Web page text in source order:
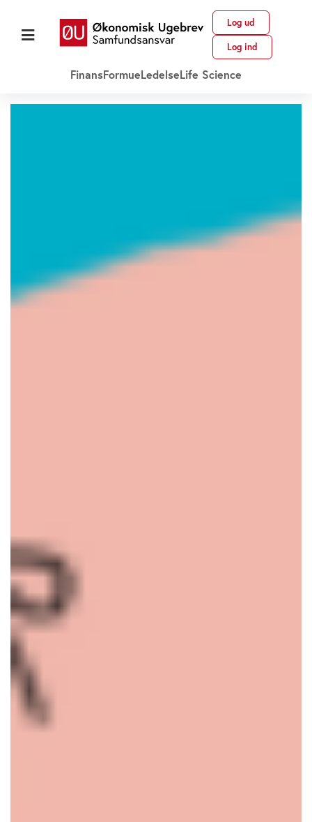
Log ud
Log ind
FinansFormueLedelseLife Science